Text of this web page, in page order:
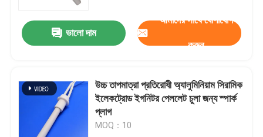
বাড়ি
ভালো দাম
আমাদের সাথে যোগাযোগ
করুন
উচ্চ তাপমাত্রা প্রতিরোধী অ্যালুমিনিয়াম সিরামিক
ইলেকট্রোড ইগনিটর পেললেট চুলা জন্য স্পার্ক
প্লাগ
MOQ：10